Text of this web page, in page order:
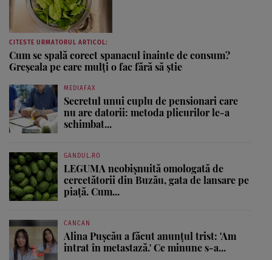
CITESTE URMATORUL ARTICOL:
Cum se spală corect spanacul înainte de consum?
Greșeala pe care mulți o fac fără să știe
MEDIAFAX
Secretul unui cuplu de pensionari care
nu are datorii: metoda plicurilor le-a
schimbat...
GANDUL.RO
LEGUMA neobișnuită omologată de
cercetătorii din Buzău, gata de lansare pe
piață. Cum...
CANCAN
Alina Pușcău a făcut anunțul trist: 'Am
intrat în metastază.' Ce minune s-a...